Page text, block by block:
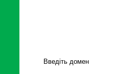
Введіть домен